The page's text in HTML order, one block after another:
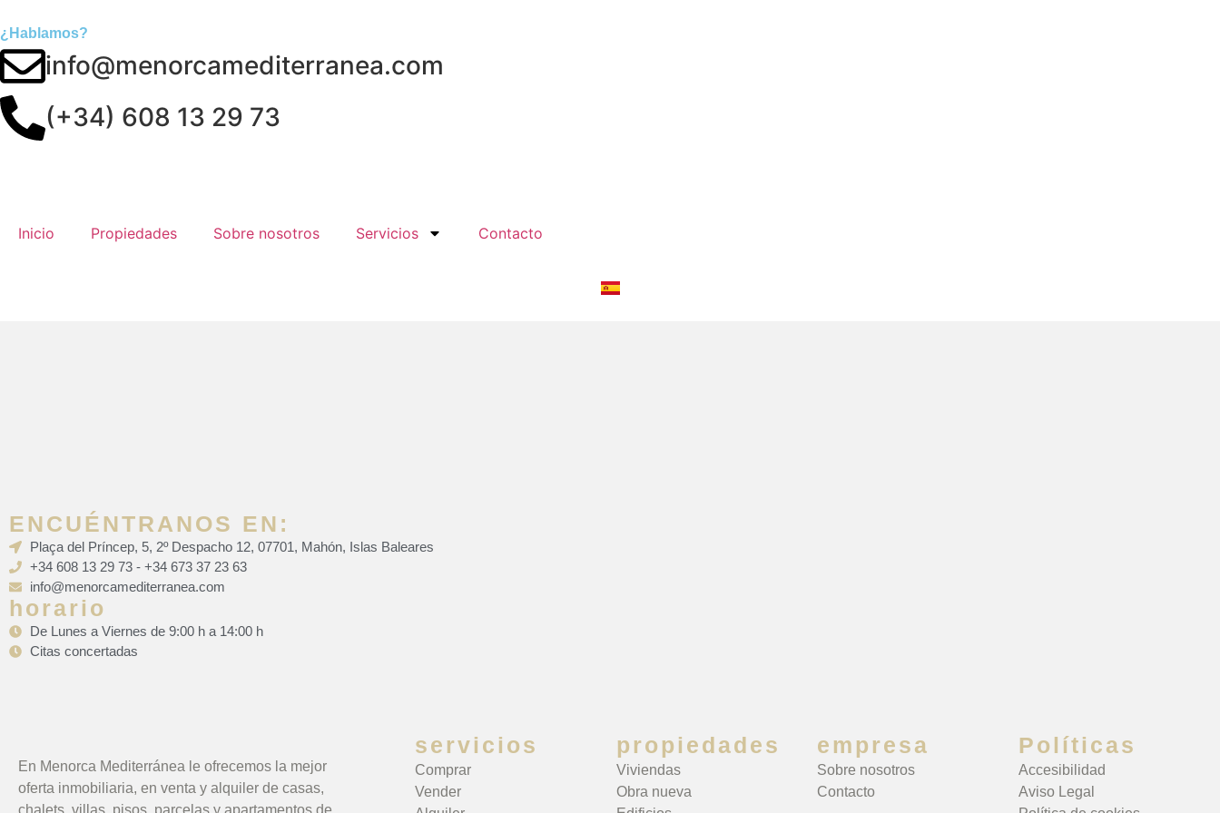
¿Hablamos?
info@menorcamediterranea.com
(+34) 608 13 29 73
Inicio Propiedades Sobre nosotros Servicios Contacto
ENCUÉNTRANOS EN:
Plaça del Príncep, 5, 2º Despacho 12, 07701, Mahón, Islas Baleares
+34 608 13 29 73 - +34 673 37 23 63
info@menorcamediterranea.com
horario
De Lunes a Viernes de 9:00 h a 14:00 h
Citas concertadas
En Menorca Mediterránea le ofrecemos la mejor
oferta inmobiliaria, en venta y alquiler de casas,
chalets, villas, pisos, parcelas y apartamentos de
servicios
Comprar
Vender
propiedades
Viviendas
Obra nueva
empresa
Sobre nosotros
Contacto
Políticas
Accesibilidad
Aviso Legal